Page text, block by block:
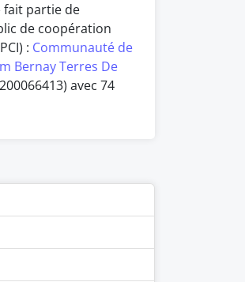
fait partie de
de coopération
: Communauté de
Bernay Terres De
avec 74